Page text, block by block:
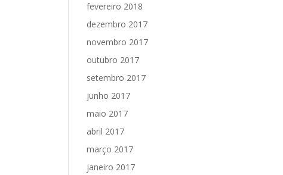
fevereiro 2018
dezembro 2017
novembro 2017
outubro 2017
setembro 2017
junho 2017
maio 2017
abril 2017
março 2017
janeiro 2017